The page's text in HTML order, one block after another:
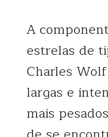
A
estrelas de
Charles
largas e
mais